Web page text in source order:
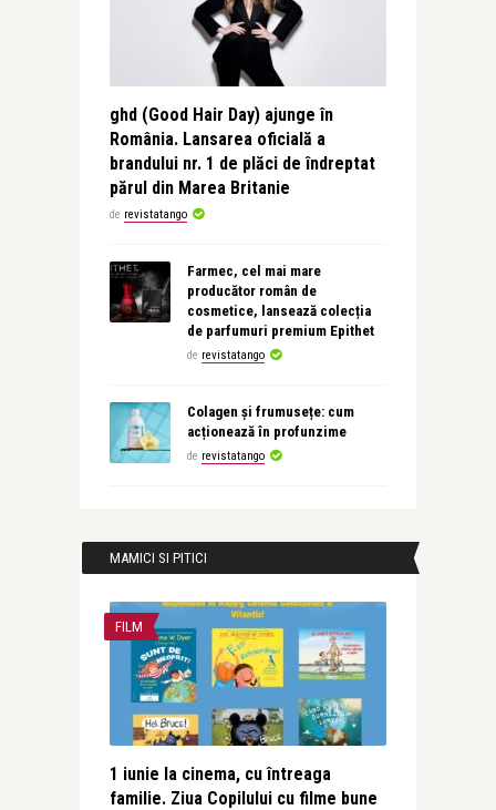
ghd (Good Hair Day) ajunge în
România. Lansarea oficială a
brandului nr. 1 de plăci de îndreptat
părul din Marea Britanie
de revistatango
Farmec, cel mai mare
producător român de
cosmetice, lansează colecția
de parfumuri premium Epithet
de revistatango
Colagen și frumusețe: cum
acționează în profunzime
de revistatango
MAMICI SI PITICI
FILM
1 iunie la cinema, cu întreaga
familie. Ziua Copilului cu filme bune